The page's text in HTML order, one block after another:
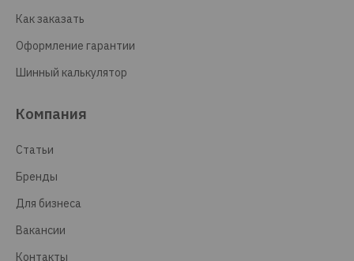
Как заказать
Оформление гарантии
Шинный калькулятор
Компания
Статьи
Бренды
Для бизнеса
Вакансии
Контакты